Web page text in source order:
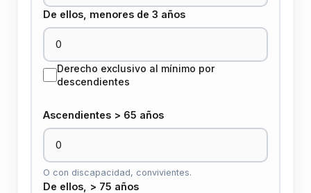
De ellos, menores de 3 años
Derecho exclusivo al mínimo por
descendientes
Ascendientes > 65 años
O con discapacidad, convivientes.
De ellos, > 75 años